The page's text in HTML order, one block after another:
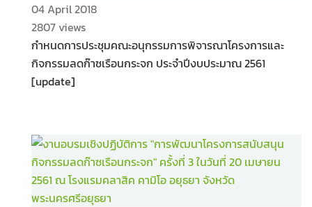
04 April 2018
2807 views
กำหนดการประชุมคณะอนุกรรมการพิจารณาโครงการและ
กิจกรรมลดก๊าซเรือนกระจก ประจำปีงบประมาณ 2561
[update]